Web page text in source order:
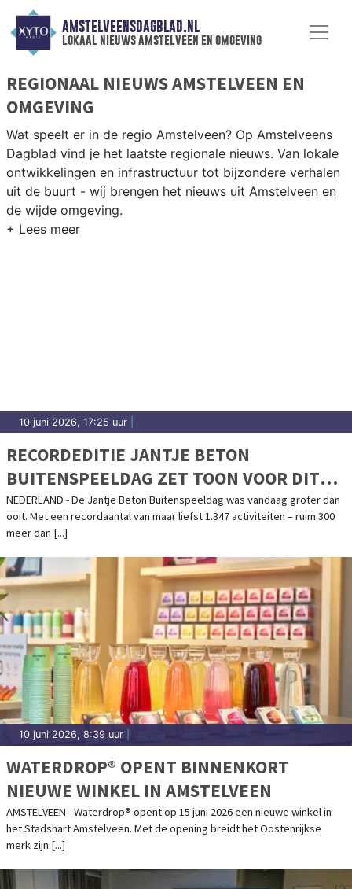
AMSTELVEENSDAGBLAD.NL
lokaal nieuws amstelveen en omgeving
REGIONAAL NIEUWS AMSTELVEEN EN
OMGEVING
Wat speelt er in de regio Amstelveen? Op Amstelveens
Dagblad vind je het laatste regionale nieuws. Van lokale
ontwikkelingen en infrastructuur tot bijzondere verhalen
uit de buurt - wij brengen het nieuws uit Amstelveen en
de wijde omgeving.
10 juni 2026, 17:25 uur
RECORDEDITIE JANTJE BETON
BUITENSPEELDAG ZET TOON VOOR DIT
SPEELJAAR
NEDERLAND - De Jantje Beton Buitenspeeldag was vandaag groter dan
ooit. Met een recordaantal van maar liefst 1.347 activiteiten – ruim 300
meer dan [...]
10 juni 2026, 8:39 uur
WATERDROP® OPENT BINNENKORT
NIEUWE WINKEL IN AMSTELVEEN
AMSTELVEEN - Waterdrop® opent op 15 juni 2026 een nieuwe winkel in
het Stadshart Amstelveen. Met de opening breidt het Oostenrijkse
merk zijn [...]